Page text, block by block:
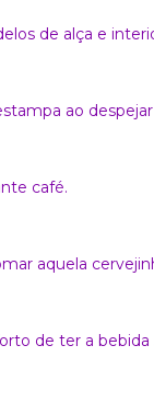
de alça e
ao
café.
aquela
de ter a